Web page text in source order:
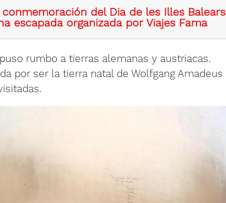
del Dia de les Illes Balears
escapada organizada por Viajes Fama
rumbo a tierras alemanas y austriacas.
por ser la tierra natal de Wolfgang Amadeus